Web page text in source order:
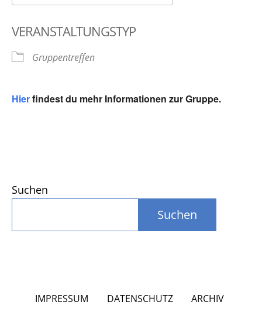
VERANSTALTUNGSTYP
Gruppentreffen
Hierfindest du mehr Informationen zur Gruppe.
Suchen
Suchen
IMPRESSUM DATENSCHUTZ ARCHIV